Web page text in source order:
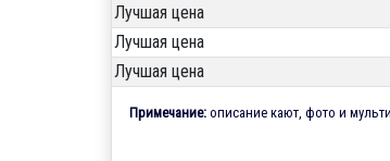
Лучшая цена
Лучшая цена
Лучшая цена
Примечание: описание кают, фото и